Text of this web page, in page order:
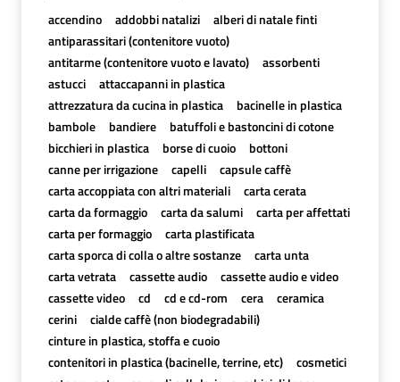
accendino addobbi natalizi
alberi di natale finti
antiparassitari (contenitore vuoto)
antitarme (contenitore vuoto e lavato)
assorbenti
astucci
attaccapanni in plastica
attrezzatura da cucina in plastica
bacinelle in plastica
bambole
bandiere
batuffoli e bastoncini di cotone
bicchieri in plastica
borse di cuoio
bottoni
canne per irrigazione
capelli
capsule caffè
carta accoppiata con altri materiali
carta cerata
carta da formaggio
carta da salumi
carta per affettati
carta per formaggio
carta plastificata
carta sporca di colla o altre sostanze
carta unta
carta vetrata
cassette audio
cassette audio e video
cassette video
cd cd e cd-rom cera
ceramica
cerini
cialde caffè (non biodegradabili)
cinture in plastica, stoffa e cuoio
contenitori in plastica (bacinelle, terrine, etc)
cosmetici